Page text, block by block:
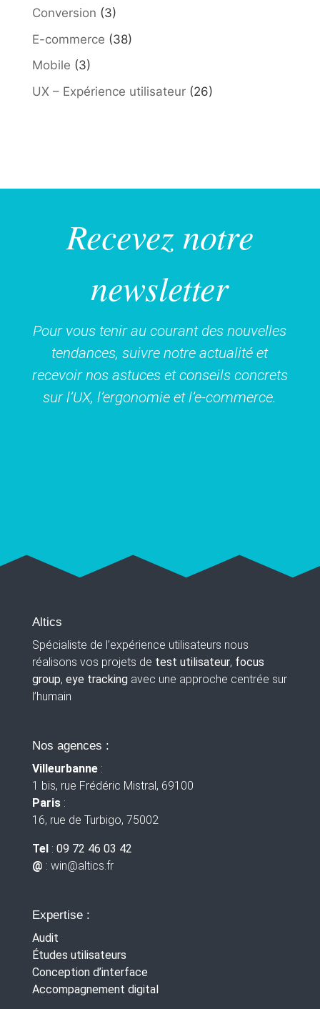
Conversion (3)
E-commerce (38)
Mobile (3)
UX – Expérience utilisateur(26)
Recevez notre
newsletter
Pour vous tenir au courant des nouvelles
tendances, suivre notre actualité et
recevoir nos astuces et conseils concrets
sur l’UX, l’ergonomie et l’e-commerce.
Altics
Spécialiste de l’expérience utilisateurs nous
réalisons vos projets de test utilisateur, focus
group, eye trackingavec une approche centrée sur
l’humain
Nos agences :
Villeurbanne :
1 bis, rue Frédéric Mistral, 69100
Paris:
16, rue de Turbigo, 75002
Tel : 09 72 46 03 42
@ : win@altics.fr
Expertise :
Audit
Études utilisateurs
Conception d’interface
Accompagnement digital